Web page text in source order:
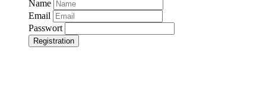
Name
Email
Passwort
Registration